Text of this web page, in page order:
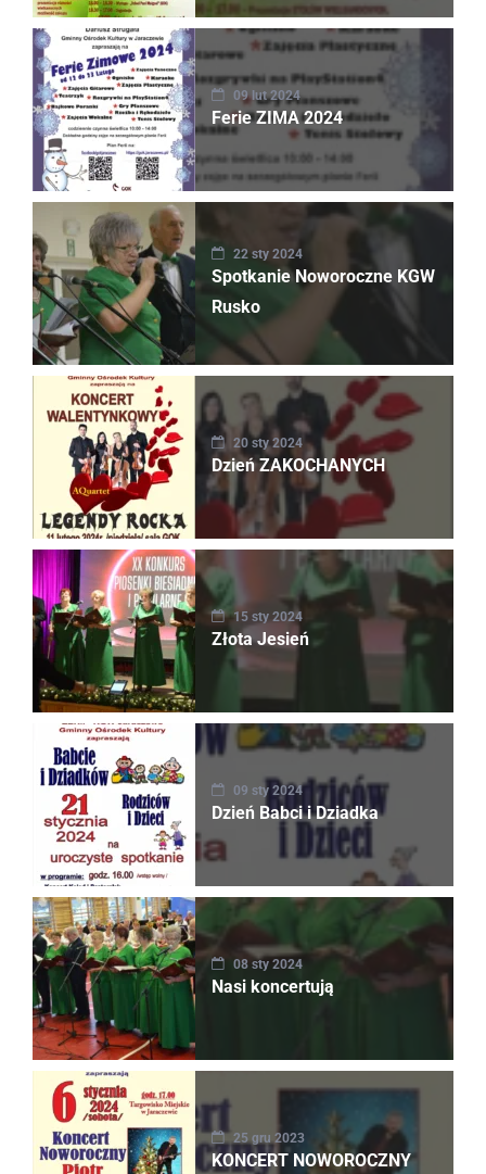
09 lut 2024
Ferie ZIMA 2024
22 sty 2024
Spotkanie Noworoczne KGW
Rusko
20 sty 2024
Dzień ZAKOCHANYCH
15 sty 2024
Złota Jesień
09 sty 2024
Dzień Babci i Dziadka
08 sty 2024
Nasi koncertują
25 gru 2023
KONCERT NOWOROCZNY